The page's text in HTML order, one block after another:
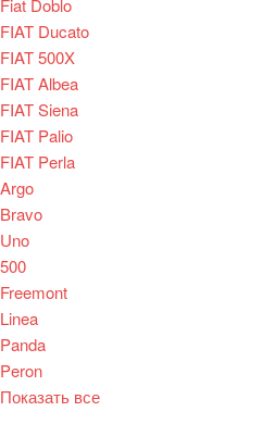
Fiat Doblo
FIAT Ducato
FIAT 500X
FIAT Albea
FIAT Siena
FIAT Palio
FIAT Perla
Argo
Bravo
Uno
500
Freemont
Linea
Panda
Peron
Показать все